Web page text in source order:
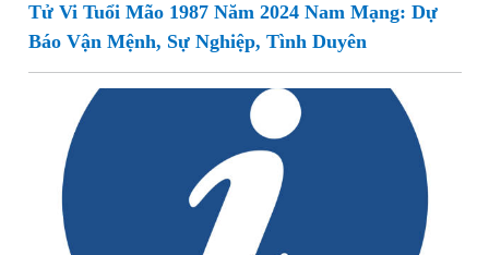
Tử Vi Tuổi Mão 1987 Năm 2024 Nam Mạng: Dự
Báo Vận Mệnh, Sự Nghiệp, Tình Duyên